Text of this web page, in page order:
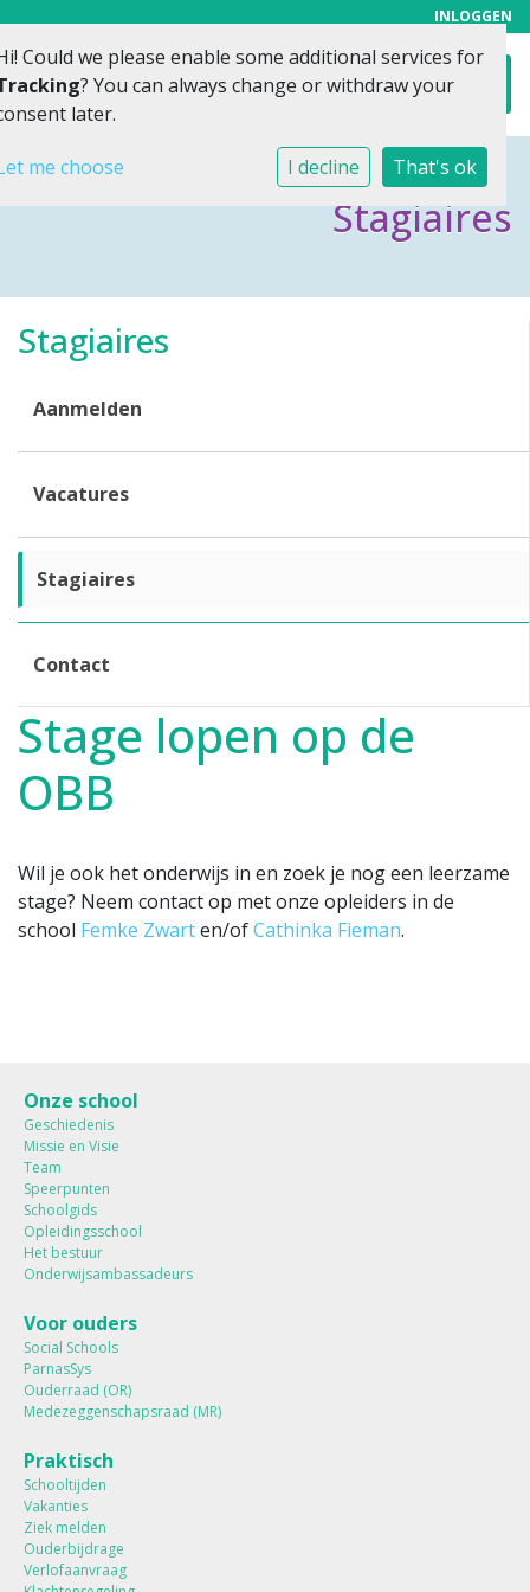
INLOGGEN
Stagiaires
Stagiaires
Aanmelden
Vacatures
Stagiaires
Contact
Stage lopen op de
OBB
Wil je ook het onderwijs in en zoek je nog een leerzame
stage? Neem contact op met onze opleiders in de
school Femke Zwarten/ofCathinka Fieman.
Onze school
Geschiedenis
Missie en Visie
Team
Speerpunten
Schoolgids
Opleidingsschool
Het bestuur
Onderwijsambassadeurs
Voor ouders
Social Schools
ParnasSys
Ouderraad (OR)
Medezeggenschapsraad (MR)
Praktisch
Schooltijden
Vakanties
Ziek melden
Ouderbijdrage
Verlofaanvraag
Could we please enable some additional services for
? You can always change or withdraw your
later.
me choose I decline That's ok